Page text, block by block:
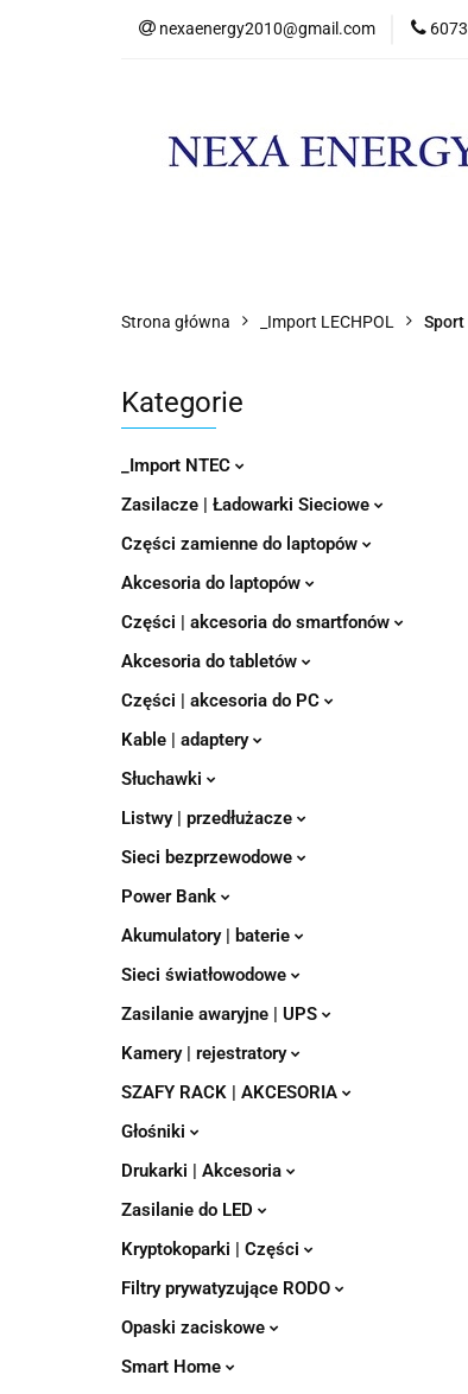
nexaenergy2010@gmail.com
Strona główna _Import LECHPOL Sport
Kategorie
_Import NTEC
Zasilacze | Ładowarki Sieciowe
Części zamienne do laptopów
Akcesoria do laptopów
Części | akcesoria do smartfonów
Akcesoria do tabletów
Części | akcesoria do PC
Kable | adaptery
Słuchawki
Listwy | przedłużacze
Sieci bezprzewodowe
Power Bank
Akumulatory | baterie
Sieci światłowodowe
Zasilanie awaryjne | UPS
Kamery | rejestratory
SZAFY RACK | AKCESORIA
Głośniki
Drukarki | Akcesoria
Zasilanie do LED
Kryptokoparki | Części
Filtry prywatyzujące RODO
Opaski zaciskowe
Smart Home